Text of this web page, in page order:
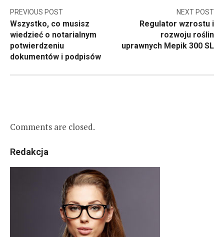
Nawigacja
wpisu
PREVIOUS POST
Wszystko, co musisz
wiedzieć o notarialnym
potwierdzeniu
dokumentów i podpisów
NEXT POST
Regulator wzrostu i
rozwoju roślin
uprawnych Mepik 300 SL
Comments are closed.
Redakcja